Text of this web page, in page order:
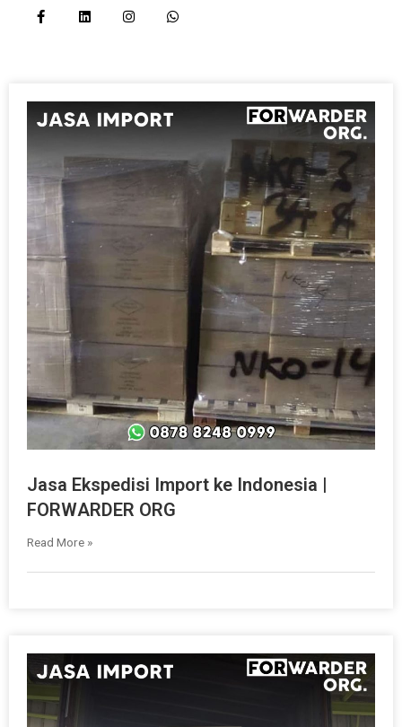
Jasa Ekspedisi Import ke Indonesia |
FORWARDER ORG
Read More »